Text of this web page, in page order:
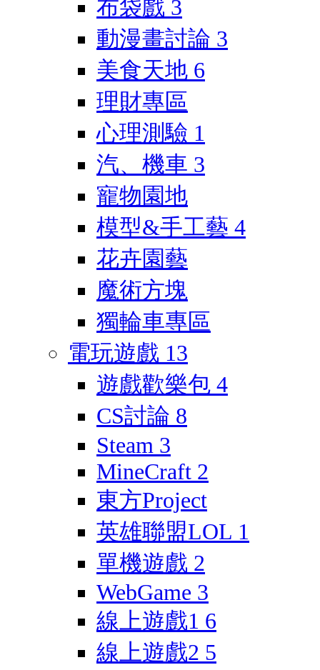
布袋戲 3
動漫畫討論 3
美食天地 6
理財專區
心理測驗 1
汽、機車 3
寵物園地
模型&手工藝 4
花卉園藝
魔術方塊
獨輪車專區
電玩遊戲 13
遊戲歡樂包 4
CS討論 8
Steam 3
MineCraft 2
東方Project
英雄聯盟LOL 1
單機遊戲 2
WebGame 3
線上遊戲1 6
線上遊戲2 5